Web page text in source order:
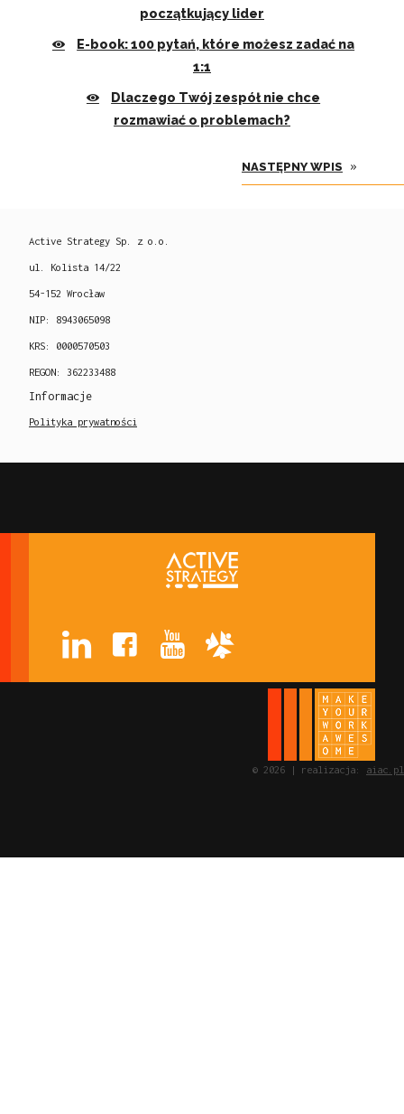
początkujący lider
E-book: 100 pytań, które możesz zadać na
1:1
Dlaczego Twój zespół nie chce
rozmawiać o problemach?
NASTĘPNY WPIS »
Active Strategy Sp. z o.o.
ul. Kolista 14/22
54-152 Wrocław
NIP: 8943065098
KRS: 0000570503
REGON: 362233488
Informacje
Polityka prywatności
© 2026 | realizacja: aiac.pl